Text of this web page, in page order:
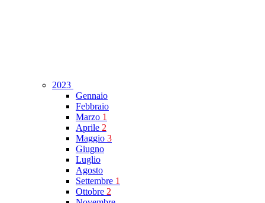
2023
Gennaio
Febbraio
Marzo 1
Aprile 2
Maggio 3
Giugno
Luglio
Agosto
Settembre 1
Ottobre 2